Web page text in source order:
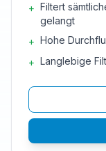
+ Filtert
gelangt
+ Hohe
+ Langlebige